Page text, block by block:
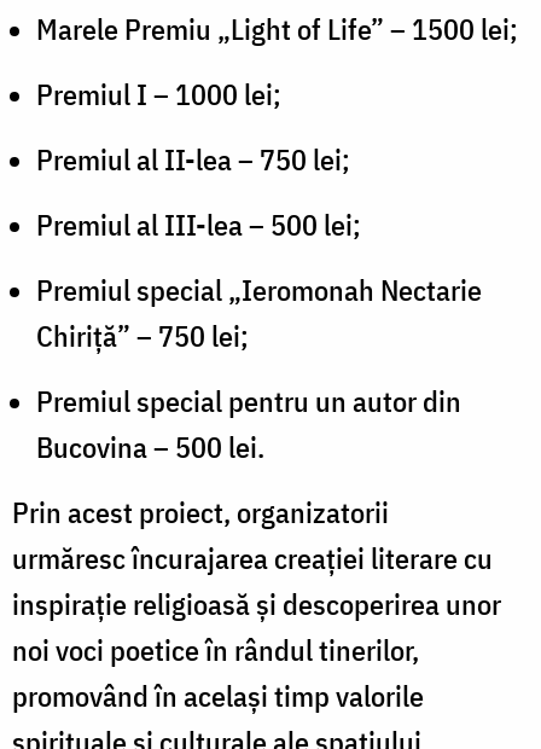
Marele Premiu „Light of Life” – 1500 lei;
Premiul I – 1000 lei;
Premiul al II-lea – 750 lei;
Premiul al III-lea – 500 lei;
Premiul special „Ieromonah Nectarie
Chiriță” – 750 lei;
Premiul special pentru un autor din
Bucovina – 500 lei.
Prin acest proiect, organizatorii
urmăresc încurajarea creației literare cu
inspirație religioasă și descoperirea unor
noi voci poetice în rândul tinerilor,
promovând în același timp valorile